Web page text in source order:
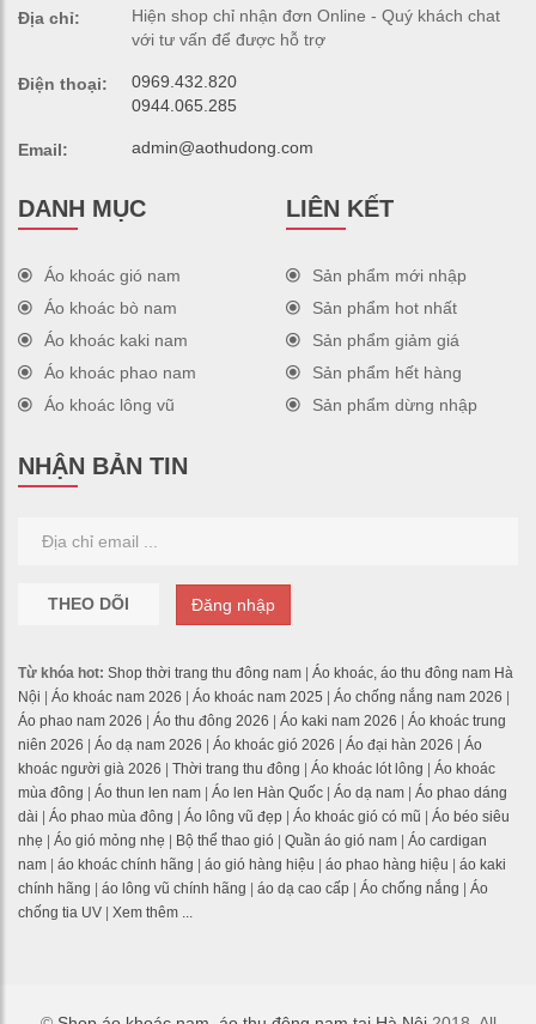
Địa chỉ:
Hiện shop chỉ nhận đơn Online - Quý khách chat
với tư vấn để được hỗ trợ
Điện thoại:
0969.432.820
0944.065.285
Email: admin@aothudong.com
DANH MỤC
Áo khoác gió nam
Áo khoác bò nam
Áo khoác kaki nam
Áo khoác phao nam
Áo khoác lông vũ
LIÊN KẾT
Sản phẩm mới nhập
Sản phẩm hot nhất
Sản phẩm giảm giá
Sản phẩm hết hàng
Sản phẩm dừng nhập
NHẬN BẢN TIN
THEO DÕI Đăng nhập
Từ khóa hot: Shop thời trang thu đông nam
Áo khoác, áo thu đông nam Hà
Nội
Áo khoác nam 2026 Áo khoác nam 2025 Áo chống nắng nam 2026
Áo phao nam 2026
Áo thu đông 2026 Áo kaki nam 2026
Áo khoác trung
niên 2026
Áo dạ nam 2026 Áo khoác gió 2026 Áo đại hàn 2026
Áo
khoác người già 2026
Thời trang thu đông Áo khoác lót lông
Áo khoác
mùa đông
Áo thun len nam Áo len Hàn Quốc Áo dạ nam
Áo phao dáng
dài
Áo phao mùa đông Áo lông vũ đẹp Áo khoác gió có mũ
Áo béo siêu
nhẹ
Áo gió mỏng nhẹ Bộ thể thao gió Quần áo gió nam
Áo cardigan
nam
áo khoác chính hãng áo gió hàng hiệu áo phao hàng hiệu
áo kaki
chính hãng
áo lông vũ chính hãng áo dạ cao cấp Áo chống nắng
Áo
chống tia UV
Xem thêm ...